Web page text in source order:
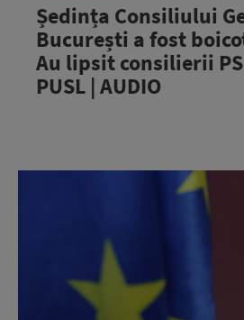
Ședința Consiliului
București a fost
Au lipsit consilierii
PUSL | AUDIO